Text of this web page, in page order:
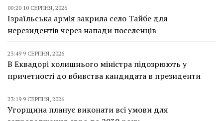
00:20 10 СЕРПНЯ, 2026
Ізраїльська армія закрила село Тайбе для
нерезидентів через напади поселенців
23:49 9 СЕРПНЯ, 2026
В Еквадорі колишнього міністра підозрюють у
причетності до вбивства кандидата в президенти
23:19 9 СЕРПНЯ, 2026
Угорщина планує виконати всі умови для